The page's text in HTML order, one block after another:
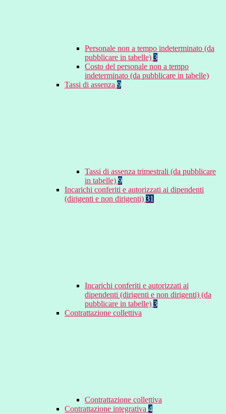
Personale non a tempo indeterminato (da
pubblicare in tabelle) 3
Costo del personale non a tempo
indeterminato (da pubblicare in tabelle)
Tassi di assenza 9
Tassi di assenza trimestrali (da pubblicare
in tabelle) 9
Incarichi conferiti e autorizzati ai dipendenti
(dirigenti e non dirigenti) 31
Incarichi conferiti e autorizzati ai
dipendenti (dirigenti e non dirigenti) (da
pubblicare in tabelle) 3
Contrattazione collettiva
Contrattazione collettiva
Contrattazione integrativa 4